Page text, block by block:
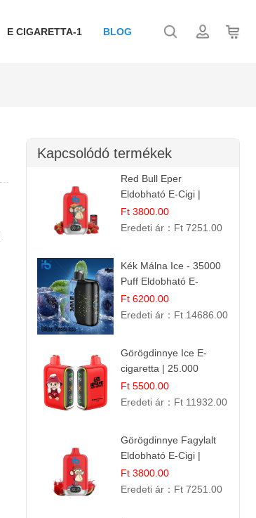
E CIGARETTA-1 BLOG
Kapcsolódó termékek
Red Bull Eper
Eldobható E-Cigi |
Energiaital Íz | Készülék
Használat
Ft 3800.00
Eredeti ár： Ft 7251.00
Kék Málna Ice - 35000
Puff Eldobható E-
cigaretta | Élénkítő
Gyümölcsös
Ft 6200.00
Eredeti ár： Ft 14686.00
Görögdinnye Ice E-
cigaretta | 25.000
Befújás | Premium E-
Liquid
Ft 5500.00
Eredeti ár： Ft 11932.00
Görögdinnye Fagylalt
Eldobható E-Cigi |
12.000 Szívás | Édes
Vízidín Íz
Ft 3800.00
Eredeti ár： Ft 7251.00